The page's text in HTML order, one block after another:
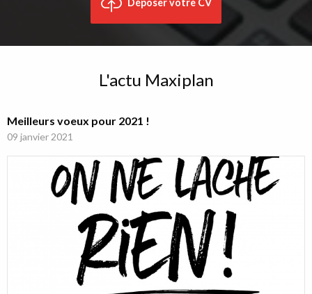
Déposer votre CV
L'actu Maxiplan
Meilleurs voeux pour 2021 !
09 janvier 2021